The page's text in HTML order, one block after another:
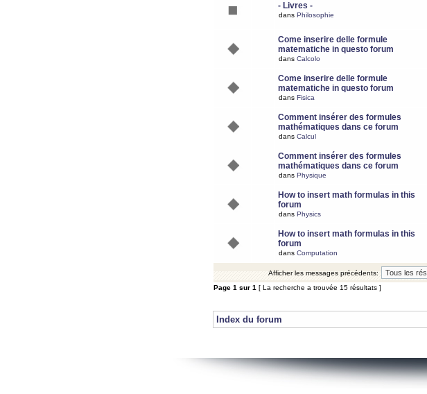
- Livres -
dans Philosophie
Come inserire delle formule
matematiche in questo forum
dans Calcolo
Come inserire delle formule
matematiche in questo forum
dans Fisica
Comment insérer des formules
mathématiques dans ce forum
dans Calcul
Comment insérer des formules
mathématiques dans ce forum
dans Physique
How to insert math formulas in this
forum
dans Physics
How to insert math formulas in this
forum
dans Computation
Afficher les messages précédents:
Page 1 sur 1 [ La recherche a trouvée 15 résultats ]
Index du forum